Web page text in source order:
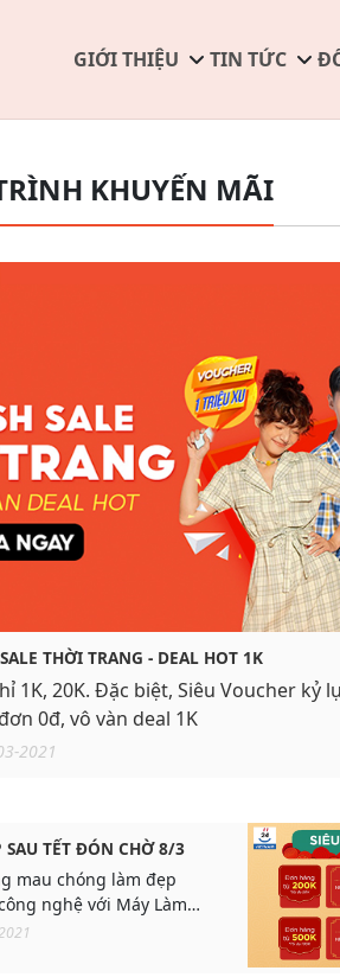
GIỚI THIỆU TIN TỨC
KHUYẾN MÃI
THỜI TRANG - DEAL HOT 1K
1K, 20K. Đặc biệt, Siêu Voucher kỷ
0đ, vô vàn deal 1K
2021
SAU TẾT ĐÓN CHỜ 8/3
mau chóng làm đẹp
nghệ với Máy Làm